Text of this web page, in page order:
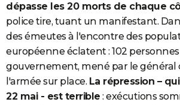
dépasse les 20 morts de chaque
police tire, tuant un manifestant.
des émeutes à l'encontre des
européenne éclatent : 102
gouvernement, mené par le général
l'armée sur place. La répression –
22 mai - est terrible : exécutions